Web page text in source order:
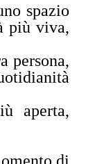
spazio
più viva,
persona,
aperta,